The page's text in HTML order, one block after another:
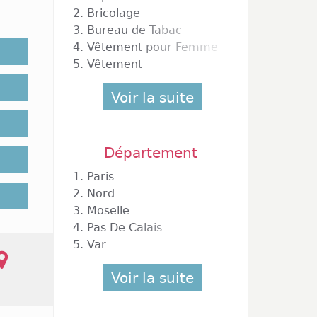
des
du
de
2. Bricolage
3. Bureau de Tabac
4. Vêtement pour Femme
5. Vêtement
Voir la suite
Département
1. Paris
2. Nord
3. Moselle
4. Pas De Calais
5. Var
Voir la suite